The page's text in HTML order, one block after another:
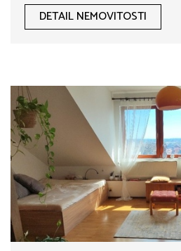
DETAIL NEMOVITOSTI